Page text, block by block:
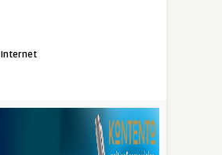
Internet